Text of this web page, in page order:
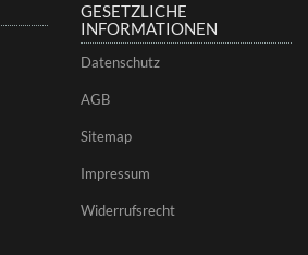
GESETZLICHE
INFORMATIONEN
Datenschutz
AGB
Sitemap
Impressum
Widerrufsrecht